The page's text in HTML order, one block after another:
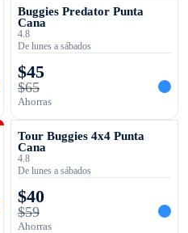
OFERTA TEMPORAL
Buggies Predator Punta
Cana
4.8
De lunes a sábados
$45
$65
Ahorras
OFERTA TEMPORAL
Tour Buggies 4x4 Punta
Cana
4.8
De lunes a sábados
$40
$59
Ahorras